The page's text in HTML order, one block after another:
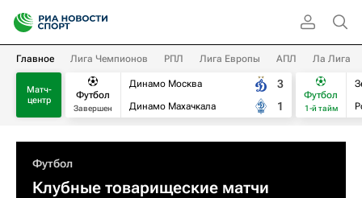
Главное Лига Чемпионов РПЛ Лига Европы АПЛ Ла Лига
Матч-
центр
Футбол
Завершен
Динамо Москва
Динамо Махачкала
3
1
Футбол
1-й тайм
Футбол
Клубные товарищеские матчи